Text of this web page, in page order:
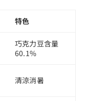
特色
巧克力豆含量
60.1%
清涼消暑